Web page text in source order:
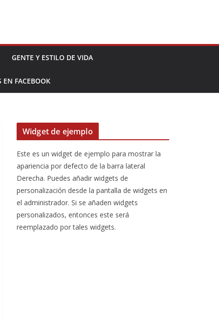
GENTE Y ESTILO DE VIDA
EN FACEBOOK
Widget de ejemplo
Este es un widget de ejemplo para mostrar la
apariencia por defecto de la barra lateral
Derecha. Puedes añadir widgets de
personalización desde la pantalla de widgets en
el administrador. Si se añaden widgets
personalizados, entonces este será
reemplazado por tales widgets.